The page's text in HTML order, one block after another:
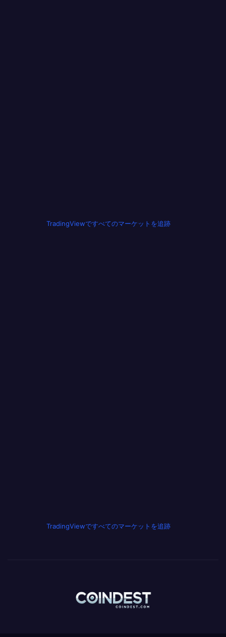
TradingViewですべてのマーケットを追跡
TradingViewですべてのマーケットを追跡